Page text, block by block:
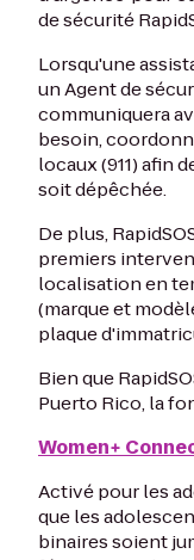
de sécurité
Lorsqu'une
un Agent de
communiquera
besoin,
locaux (911) afin
soit dépêchée.
De plus,
premiers
localisation en
(marque et
plaque
Bien que
Puerto Rico, la
Women+
Activé pour les
que les
binaires soient